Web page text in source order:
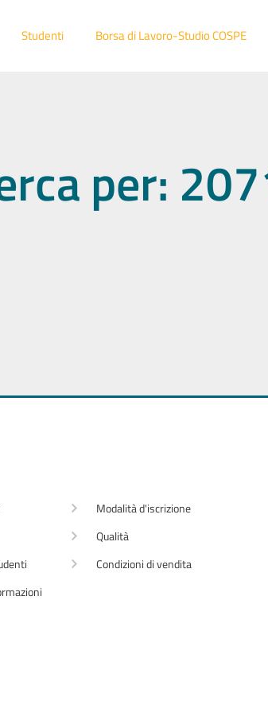
Studenti Borsa di Lavoro-Studio COSPE
per:
Modalità d'iscrizione
Qualità
Condizioni di vendita